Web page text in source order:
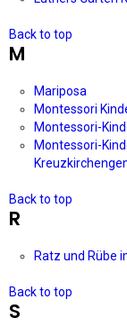
Back to top
M
Mariposa
Montessori
Montessori-
Montessori-
Back to top
R
Ratz und Rübe
Back to top
S